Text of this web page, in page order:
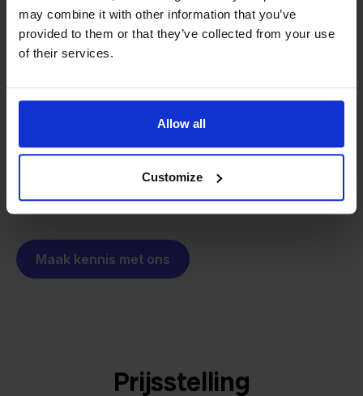
may combine it with other information that you’ve
provided to them or that they’ve collected from your use
of their services.
Allow all
Customize
We groeien gecontroleerd, zonder
- Sander, Founder
Van retailer naar
softwarebouwer
Zo is Stockpilot ontstaan. Wat begon als een
heel Europa. De missie is hetzelfde gebleven:
multichannel verkopen eenvoudig maken.
Maak kennis met ons
Prijsstelling